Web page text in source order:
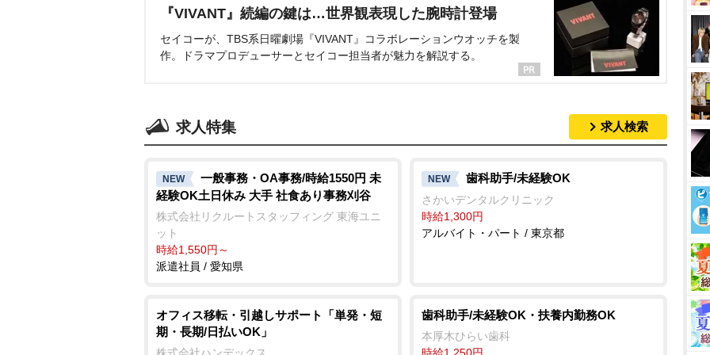
『VIVANT』続編の鍵は…世界観表現した腕時計登場
セイコーが、TBS系日曜劇場『VIVANT』コラボレーションウオッチを製
作。ドラマプロデューサーとセイコー担当者が魅力を解説する。
求人特集 求人検索
NEW
一般事務・OA事務/時給1550円 未
経験OK土日休み 大手 社食あり事務刈谷
株式会社リクルートスタッフィング 東海ユニ
ット
時給1,550円～
派遣社員 / 愛知県
NEW 歯科助手/未経験OK
さかいデンタルクリニック
時給1,300円
アルバイト・パート / 東京都
オフィス移転・引越しサポート「単発・短
期・長期/日払いOK」
株式会社ハンデックス
歯科助手/未経験OK・扶養内勤務OK
本厚木ひらい歯科
時給1,250円